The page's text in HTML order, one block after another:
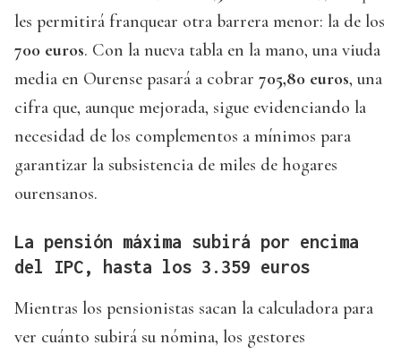
les permitirá franquear otra barrera menor: la de los
700 euros. Con la nueva tabla en la mano, una viuda
media en Ourense pasará a cobrar 705,80 euros, una
cifra que, aunque mejorada, sigue evidenciando la
necesidad de los complementos a mínimos para
garantizar la subsistencia de miles de hogares
ourensanos.
La pensión máxima subirá por encima
del IPC, hasta los 3.359 euros
Mientras los pensionistas sacan la calculadora para
ver cuánto subirá su nómina, los gestores